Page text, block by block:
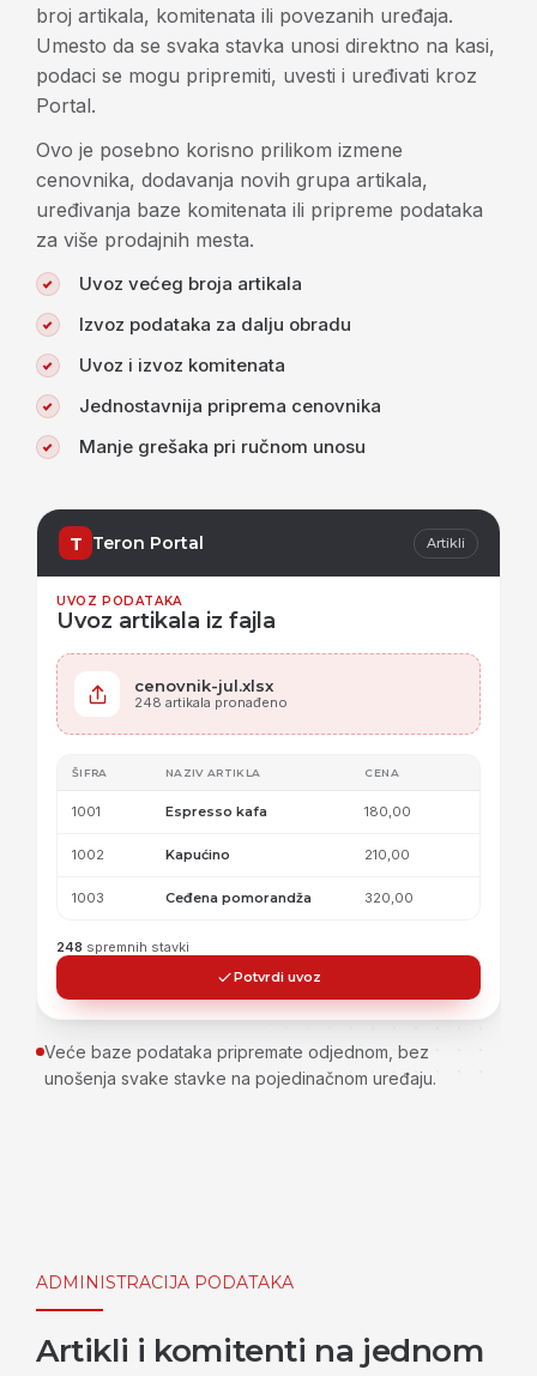
broj artikala, komitenata ili povezanih uređaja.
Umesto da se svaka stavka unosi direktno na kasi,
podaci se mogu pripremiti, uvesti i uređivati kroz
Portal.
Ovo je posebno korisno prilikom izmene
cenovnika, dodavanja novih grupa artikala,
uređivanja baze komitenata ili pripreme podataka
za više prodajnih mesta.
Uvoz većeg broja artikala
Izvoz podataka za dalju obradu
Uvoz i izvoz komitenata
Jednostavnija priprema cenovnika
Manje grešaka pri ručnom unosu
T Teron Portal Artikli
UVOZ PODATAKA
Uvoz artikala iz fajla
cenovnik-jul.xlsx
248 artikala pronađeno
ŠIFRA NAZIV ARTIKLA CENA
1001 Espresso kafa 180,00
1002 Kapućino 210,00
1003 Ceđena pomorandža 320,00
248 spremnih stavki
Potvrdi uvoz
Veće baze podataka pripremate odjednom, bez
unošenja svake stavke na pojedinačnom uređaju.
ADMINISTRACIJA PODATAKA
Artikli i komitenti na jednom